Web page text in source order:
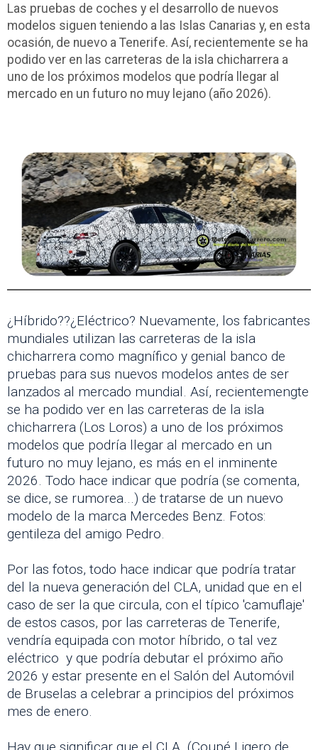
Las pruebas de coches y el desarrollo de nuevos
modelos siguen teniendo a las Islas Canarias y, en esta
ocasión, de nuevo a Tenerife. Así, recientemente se ha
podido ver en las carreteras de la isla chicharrera a
uno de los próximos modelos que podría llegar al
mercado en un futuro no muy lejano (año 2026).
¿Híbrido??¿Eléctrico? Nuevamente, los fabricantes
mundiales utilizan las carreteras de la isla
chicharrera como magnífico y genial banco de
pruebas para sus nuevos modelos antes de ser
lanzados al mercado mundial. Así, recientemengte
se ha podido ver en las carreteras de la isla
chicharrera (Los Loros) a uno de los próximos
modelos que podría llegar al mercado en un
futuro no muy lejano, es más en el inminente
2026. Todo hace indicar que podría (se comenta,
se dice, se rumorea...) de tratarse de un nuevo
modelo de la marca Mercedes Benz. Fotos:
gentileza del amigo Pedro.
Por las fotos, todo hace indicar que podría tratar
del la nueva generación del CLA, unidad que en el
caso de ser la que circula, con el típico 'camuflaje'
de estos casos, por las carreteras de Tenerife,
vendría equipada con motor híbrido, o tal vez
eléctrico y que podría debutar el próximo año
2026 y estar presente en el Salón del Automóvil
de Bruselas a celebrar a principios del próximos
mes de enero.
Hay que significar que el CLA (Coupé Ligero de